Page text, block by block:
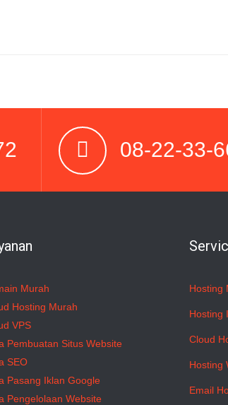
08-22-33-
Murah
Hosting Murah
VPS
Pembuatan Situs Website
SEO
Pasang Iklan Google
Pengelolaan Website
Hosting
Hosting
Cloud
Hosting
Email